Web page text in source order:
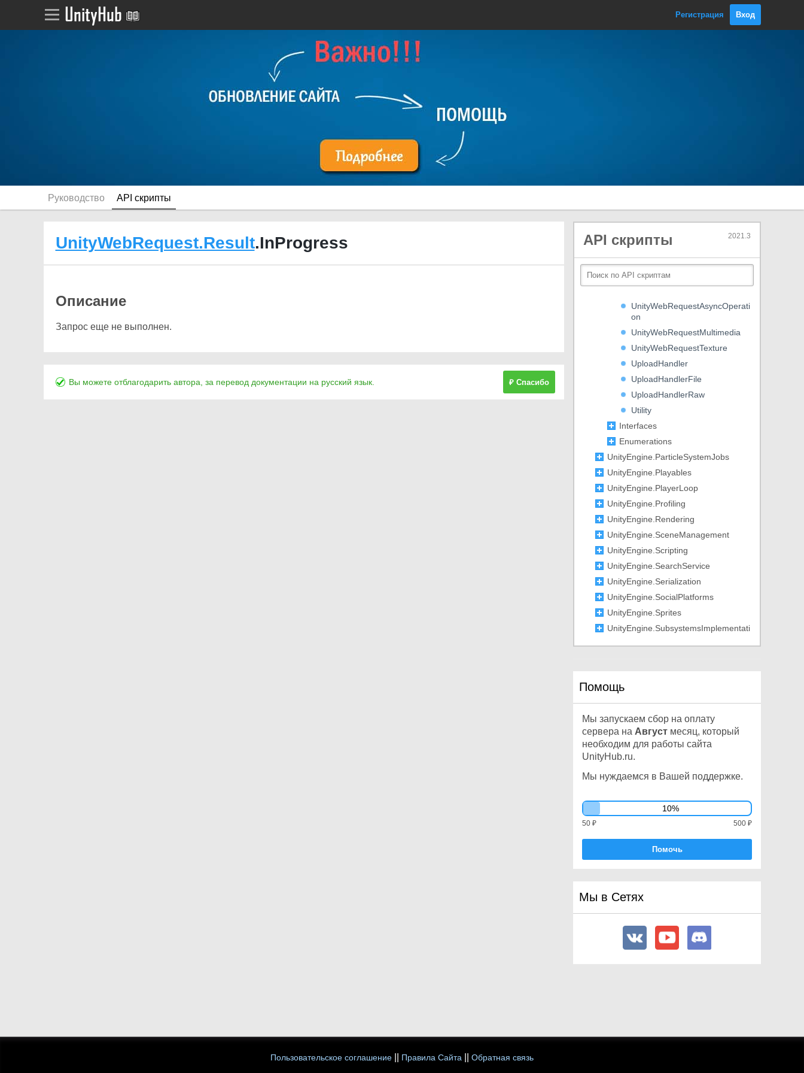
Регистрация Вход
Руководство API скрипты
UnityWebRequest.Result.InProgress
Описание
Запрос еще не выполнен.
Вы можете отблагодарить автора, за перевод документации на русский язык. ₽ Спасибо
API скрипты 2021.3
ConnectionConfig
ConnectionSimulatorConfig
MultipartFormFileSection
UnityWebRequest
Enumerations
Result
UnityWebRequestAsyncOperati
on
UnityWebRequestMultimedia
UnityWebRequestTexture
UploadHandler
UploadHandlerFile
UploadHandlerRaw
Utility
Interfaces
Enumerations
UnityEngine.ParticleSystemJobs
UnityEngine.Playables
UnityEngine.PlayerLoop
UnityEngine.Profiling
UnityEngine.Rendering
UnityEngine.SceneManagement
UnityEngine.Scripting
UnityEngine.SearchService
UnityEngine.Serialization
UnityEngine.SocialPlatforms
UnityEngine.Sprites
UnityEngine.SubsystemsImplementati
UnityEngine.Tilemaps
UnityEngine.tvOS
UnityEngine.U2D
UnityEngine.UIElements
UnityEngine.VFX
UnityEngine.Windows
UnityEngine.XR
Interfaces
UnityEditor
Помощь
Мы запускаем сбор на оплату
сервера на Август месяц, который
необходим для работы сайта
UnityHub.ru.
Мы нуждаемся в Вашей поддержке.
10%
500 ₽
50 ₽
Помочь
Мы в Сетях
Пользовательское соглашение Правила Сайта Обратная связь